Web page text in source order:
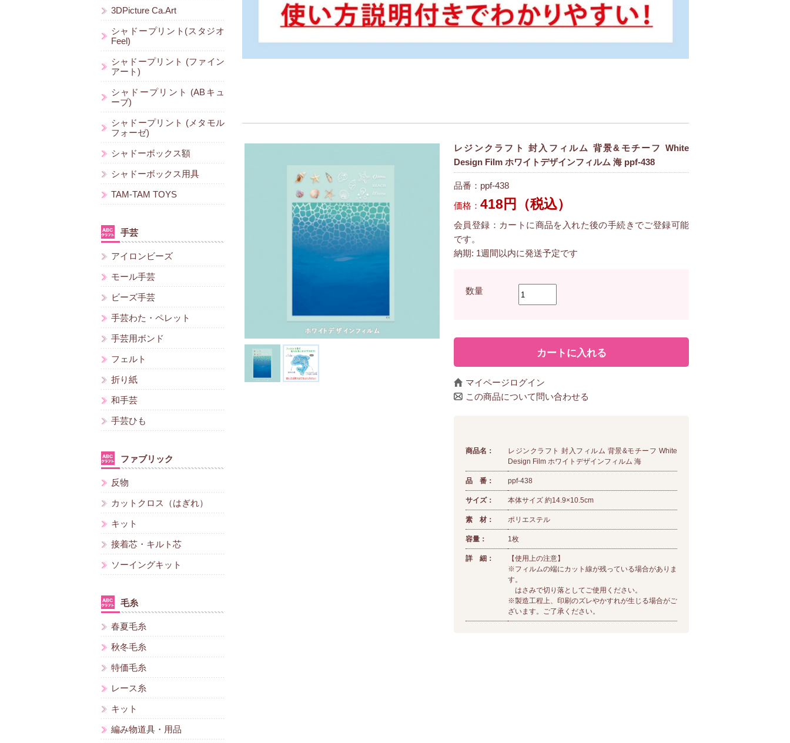
レジンクラフト 封入フィルム 背景&モチーフ White
Design Film ホワイトデザインフィルム 海 ppf-438
品番：ppf-438
価格： 418円（税込）
会員登録：カートに商品を入れた後の手続きでご登録可能
です。
納期: 1週間以内に発送予定です
数量
マイページログイン
この商品について問い合わせる
商品名：
レジンクラフト 封入フィルム 背景&モチーフ White
Design Film ホワイトデザインフィルム 海
品 番： ppf-438
サイズ： 本体サイズ 約14.9×10.5cm
素 材： ポリエステル
容量： 1枚
詳 細：
【使用上の注意】
※フィルムの端にカット線が残っている場合がありま
す。
はさみで切り落としてご使用ください。
※製造工程上、印刷のズレやかすれが生じる場合がご
ざいます。ご了承ください。
3DPicture Ca.Art
シャドープリント(スタジオ
Feel)
シャドープリント (ファイン
アート)
シャドープリント (ABキュ
ーブ)
シャドープリント (メタモル
フォーゼ)
シャドーボックス額
シャドーボックス用具
TAM-TAM TOYS
手芸
アイロンビーズ
モール手芸
ビーズ手芸
手芸わた・ペレット
手芸用ボンド
フェルト
折り紙
和手芸
手芸ひも
ファブリック
反物
カットクロス（はぎれ）
キット
接着芯・キルト芯
ソーイングキット
毛糸
春夏毛糸
秋冬毛糸
特価毛糸
レース糸
キット
編み物道具・用品